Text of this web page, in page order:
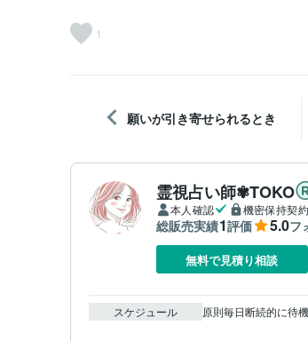
1
願いが引き寄せられるとき
霊視占い師✾TOKO
本人確認 機密保持契
総販売実績1評価 5.0フ
無料で見積り相談
スケジュール 原則毎日断続的に待